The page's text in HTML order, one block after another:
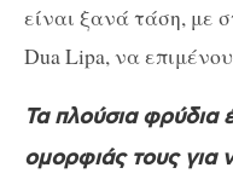
είναι ξανά τάση, με
Dua Lipa, να
Τα πλούσια φρύδια
ομορφιάς τους για